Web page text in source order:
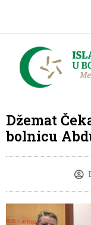
Džemat
bolnicu